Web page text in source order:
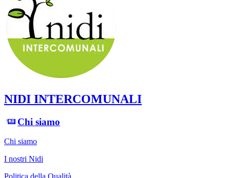
NIDI INTERCOMUNALI
Chi siamo
Chi siamo
I nostri Nidi